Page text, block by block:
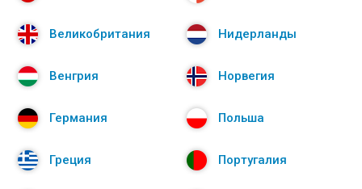
Великобритания
Венгрия
Германия
Греция
Нидерланды
Норвегия
Польша
Португалия